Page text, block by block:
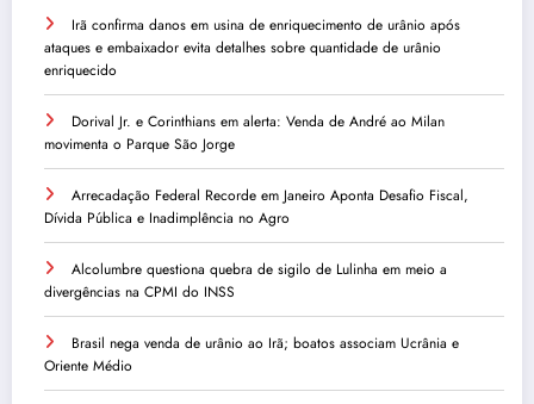
Irã confirma danos em usina de enriquecimento de urânio após
ataques e embaixador evita detalhes sobre quantidade de urânio
enriquecido
Dorival Jr. e Corinthians em alerta: Venda de André ao Milan
movimenta o Parque São Jorge
Arrecadação Federal Recorde em Janeiro Aponta Desafio Fiscal,
Dívida Pública e Inadimplência no Agro
Alcolumbre questiona quebra de sigilo de Lulinha em meio a
divergências na CPMI do INSS
Brasil nega venda de urânio ao Irã; boatos associam Ucrânia e
Oriente Médio